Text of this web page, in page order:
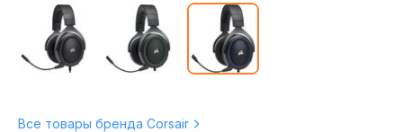
Все товары бренда Corsair